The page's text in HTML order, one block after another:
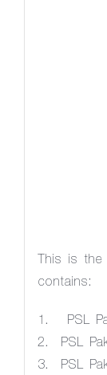
This is the
contains:
1. PSL
2. PSL
3. PSL